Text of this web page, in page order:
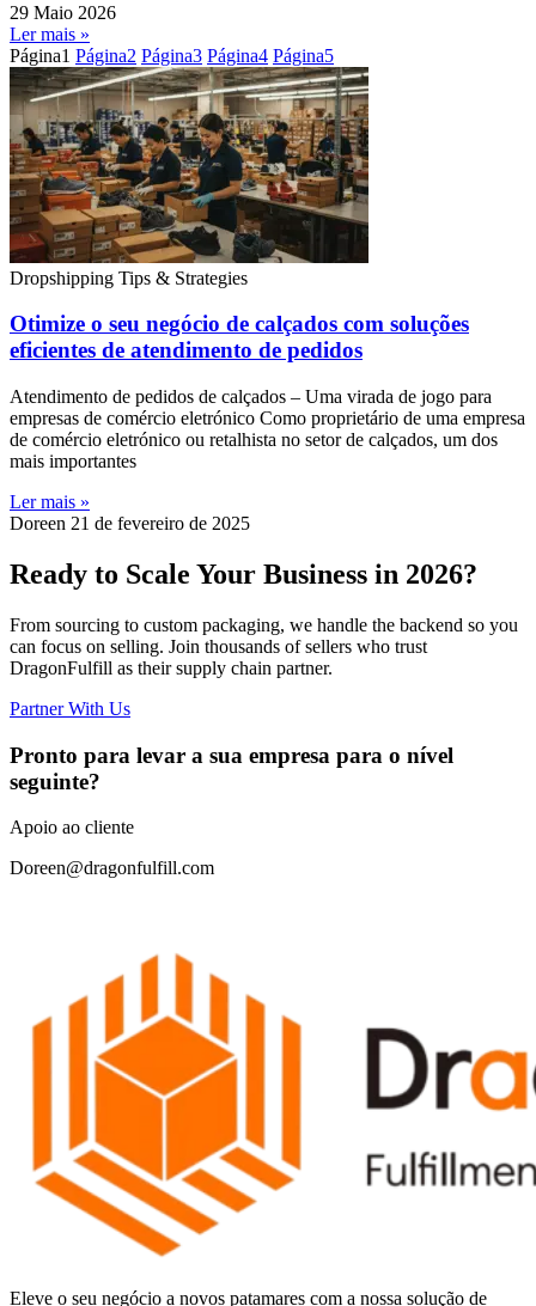
29 Maio 2026
Ler mais »
Página1 Página2 Página3 Página4 Página5
Dropshipping Tips & Strategies
Otimize o seu negócio de calçados com soluções
eficientes de atendimento de pedidos
Atendimento de pedidos de calçados – Uma virada de jogo para
empresas de comércio eletrónico Como proprietário de uma empresa
de comércio eletrónico ou retalhista no setor de calçados, um dos
mais importantes
Ler mais »
Doreen 21 de fevereiro de 2025
Ready to Scale Your Business in 2026?
From sourcing to custom packaging, we handle the backend so you
can focus on selling. Join thousands of sellers who trust
DragonFulfill as their supply chain partner.
Partner With Us
Pronto para levar a sua empresa para o nível
seguinte?
Apoio ao cliente
Doreen@dragonfulfill.com
Eleve o seu negócio a novos patamares com a nossa solução de